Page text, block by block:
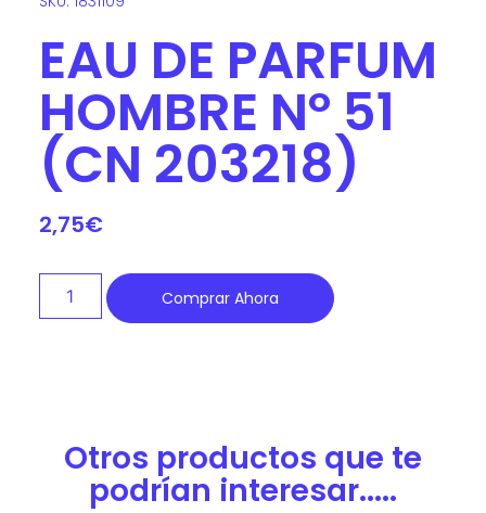
EAU DE PARFUM
HOMBRE Nº 51
(CN 203218)
2,75€
Comprar Ahora
Otros productos que te
podrían interesar.....